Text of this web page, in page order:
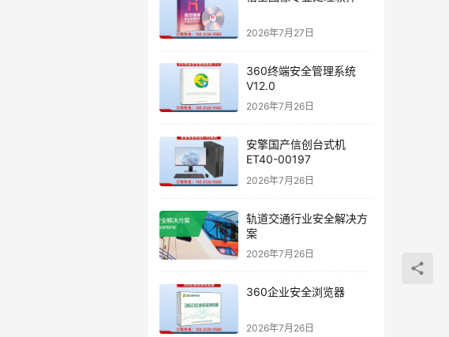
2026年7月27日
360终端安全管理系统
V12.0
2026年7月26日
安擎国产信创台式机
ET40-00197
2026年7月26日
轨道交通行业安全解决方
案
2026年7月26日
360企业安全浏览器
2026年7月26日